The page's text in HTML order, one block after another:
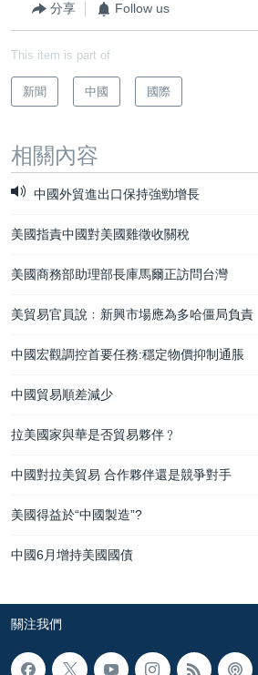
分享 Follow us
This item is part of
新聞 中國 國際
相關內容
中國外貿進出口保持強勁增長
美國指責中國對美國雞徵收關稅
美國商務部助理部長庫馬爾正訪問台灣
美貿易官員說﹕新興市場應為多哈僵局負責
中國宏觀調控首要任務:穩定物價抑制通脹
中國貿易順差減少
拉美國家與華是否貿易夥伴﹖
中國對拉美貿易 合作夥伴還是競爭對手
美國得益於“中國製造”?
中國6月增持美國國債
關注我們